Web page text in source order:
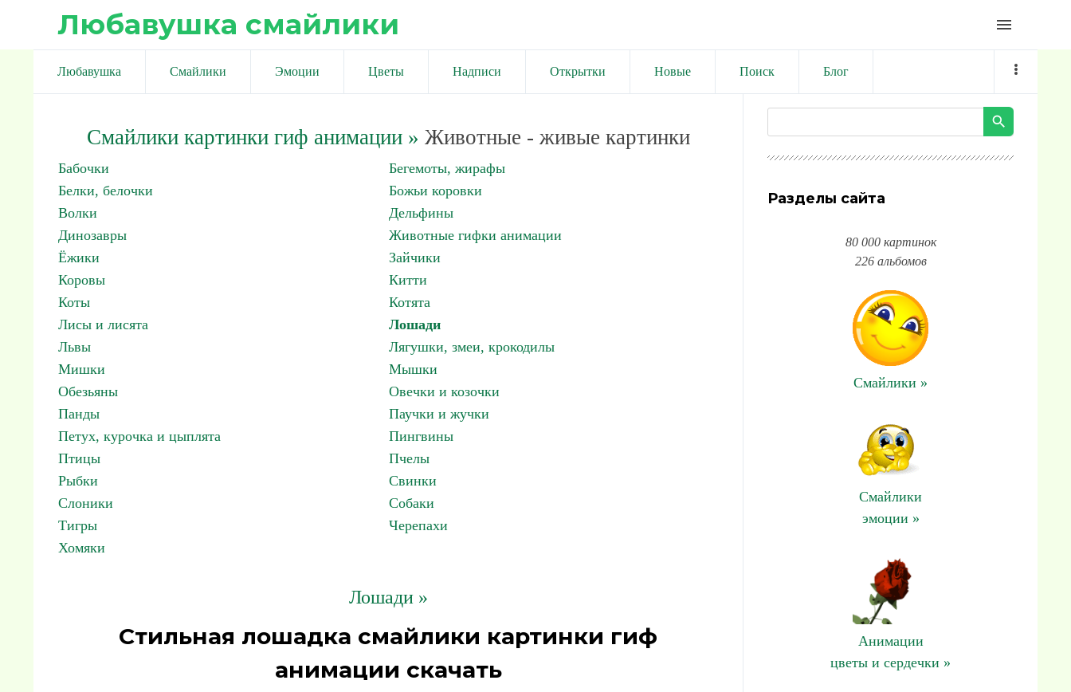
Любавушка смайлики menu
Любавушка Смайлики Эмоции Цветы Надписи Открытки Новые Поиск Блог
Смайлики картинки гиф анимации» Животные - живые картинки
Бабочки
Бегемоты, жирафы
Белки, белочки
Божьи коровки
Волки
Дельфины
Динозавры
Животные гифки анимации
Ёжики
Зайчики
Коровы
Китти
Коты
Котята
Лисы и лисята
Лошади
Львы
Лягушки, змеи, крокодилы
Мишки
Мышки
Обезьяны
Овечки и козочки
Панды
Паучки и жучки
Петух, курочка и цыплята
Пингвины
Птицы
Пчелы
Рыбки
Свинки
Слоники
Собаки
Тигры
Черепахи
Хомяки
Лошади »
Стильная лошадка смайлики картинки гиф
анимации скачать
Разделы сайта
80 000 картинок
226 альбомов
Смайлики »
Смайлики
эмоции »
Анимации
цветы и сердечки »